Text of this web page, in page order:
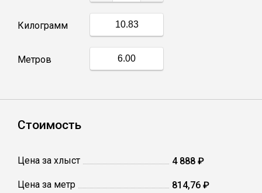
Столбы заборные
Килограмм
Метров
Стоимость
Цена за хлыст 4 888 ₽
Цена за метр 814,76 ₽